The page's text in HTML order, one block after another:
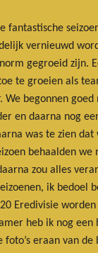
fantastische
vernieuwd
gegroeid zijn.
te groeien als
We begonnen
en daarna nog
was te zien dat
behaalden we
zou alles
ik bedoel
Eredivisie
heb ik nog een
eraan van de